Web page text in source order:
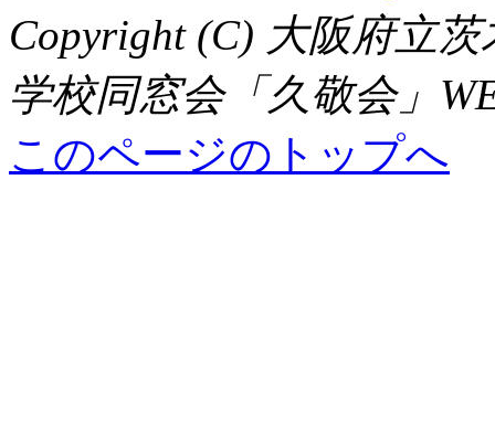
Copyright (C) 大阪府立
学校同窓会「久敬会」
このページのトップへ